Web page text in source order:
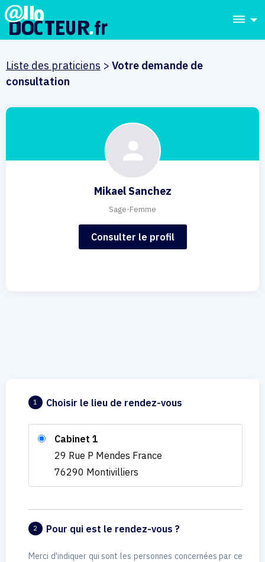
dehaze
Liste des praticiens > Votre demande de
consultation
Mikael Sanchez
Sage-Femme
Consulter le profil
1 Choisir le lieu de rendez-vous
Cabinet 1
29 Rue P Mendes France
76290 Montivilliers
2 Pour qui est le rendez-vous ?
Merci d'indiquer qui sont les personnes concernées par ce